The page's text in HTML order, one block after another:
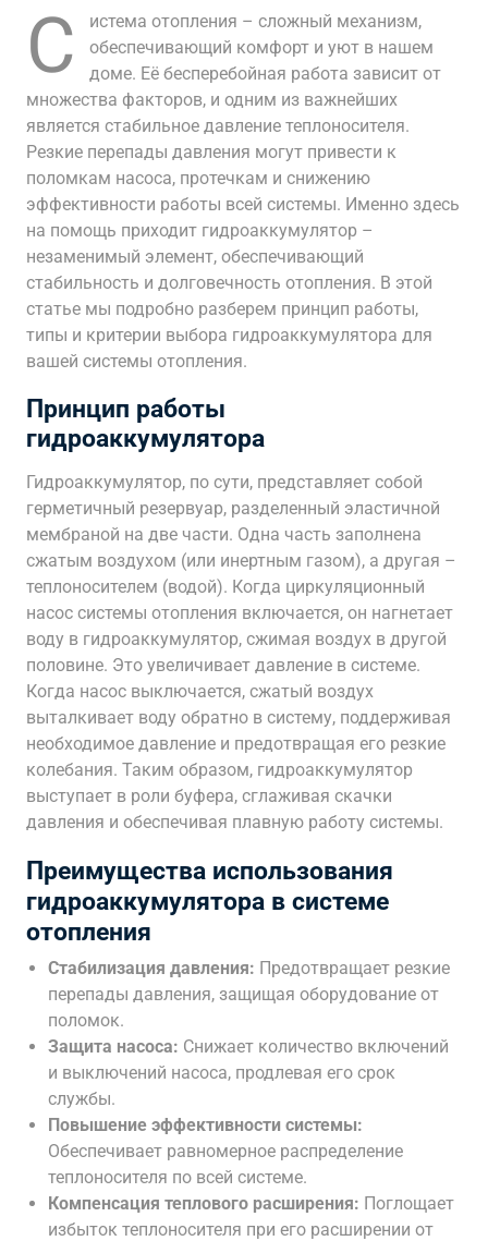
С
истема отопления – сложный механизм,
обеспечивающий комфорт и уют в нашем
доме. Её бесперебойная работа зависит от
множества факторов, и одним из важнейших
является стабильное давление теплоносителя.
Резкие перепады давления могут привести к
поломкам насоса, протечкам и снижению
эффективности работы всей системы. Именно здесь
на помощь приходит гидроаккумулятор –
незаменимый элемент, обеспечивающий
стабильность и долговечность отопления. В этой
статье мы подробно разберем принцип работы,
типы и критерии выбора гидроаккумулятора для
вашей системы отопления.
Принцип работы
гидроаккумулятора
Гидроаккумулятор, по сути, представляет собой
герметичный резервуар, разделенный эластичной
мембраной на две части. Одна часть заполнена
сжатым воздухом (или инертным газом), а другая –
теплоносителем (водой). Когда циркуляционный
насос системы отопления включается, он нагнетает
воду в гидроаккумулятор, сжимая воздух в другой
половине. Это увеличивает давление в системе.
Когда насос выключается, сжатый воздух
выталкивает воду обратно в систему, поддерживая
необходимое давление и предотвращая его резкие
колебания. Таким образом, гидроаккумулятор
выступает в роли буфера, сглаживая скачки
давления и обеспечивая плавную работу системы.
Преимущества использования
гидроаккумулятора в системе
отопления
Стабилизация давления: Предотвращает резкие
перепады давления, защищая оборудование от
поломок.
Защита насоса: Снижает количество включений
и выключений насоса, продлевая его срок
службы.
Повышение эффективности системы:
Обеспечивает равномерное распределение
теплоносителя по всей системе.
Компенсация теплового расширения: Поглощает
избыток теплоносителя при его расширении от